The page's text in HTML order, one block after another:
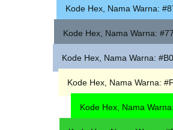
Kode Hex, Nama Warna:
Kode Hex, Nama Warna:
Kode Hex, Nama Warna:
Kode Hex, Nama Warna:
Kode Hex, Nama